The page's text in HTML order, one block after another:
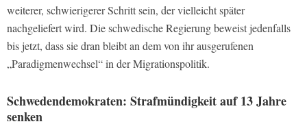
weiterer, schwierigerer Schritt sein, der vielleicht später
nachgeliefert wird. Die schwedische Regierung beweist jedenfalls
bis jetzt, dass sie dran bleibt an dem von ihr ausgerufenen
„Paradigmenwechsel“ in der Migrationspolitik.
Schwedendemokraten: Strafmündigkeit auf 13 Jahre
senken